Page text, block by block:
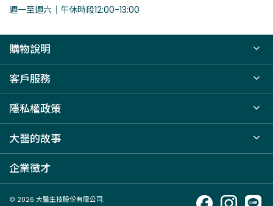
週一至週六｜午休時段12:00-13:00
購物說明
客戶服務
隱私權政策
大醫的故事
企業徵才
© 2026 大醫生技股份有限公司.